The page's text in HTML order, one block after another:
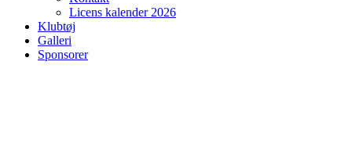
Licens kalender 2026
Klubtøj
Galleri
Sponsorer